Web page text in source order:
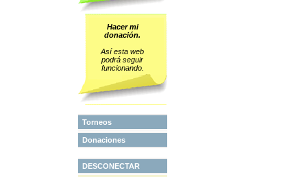
Hacer mi
donación.
Así esta web
podrá seguir
funcionando.
Torneos
Donaciones
DESCONECTAR